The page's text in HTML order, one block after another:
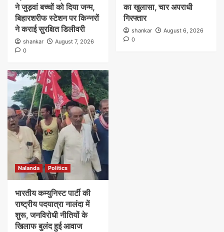
ने जुड़वां बच्चों को दिया जन्म,
बिहारशरीफ स्टेशन पर किन्नरों
ने कराई सुरक्षित डिलीवरी
shankar
August 7, 2026
0
का खुलासा, चार अपराधी
गिरफ्तार
shankar
August 6, 2026
0
Nalanda Politics
भारतीय कम्युनिस्ट पार्टी की
राष्ट्रीय पदयात्रा नालंदा में
शुरू, जनविरोधी नीतियों के
खिलाफ बुलंद हुई आवाज